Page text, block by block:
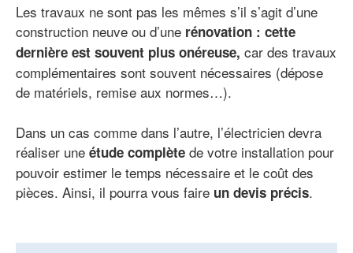
Les travaux ne sont pas les mêmes s’il s’agit d’une
construction neuve ou d’une rénovation : cette
dernière est souvent plus onéreuse, car des travaux
complémentaires sont souvent nécessaires (dépose
de matériels, remise aux normes…).
Dans un cas comme dans l’autre, l’électricien devra
réaliser une étude complète de votre installation pour
pouvoir estimer le temps nécessaire et le coût des
pièces. Ainsi, il pourra vous faire un devis précis.